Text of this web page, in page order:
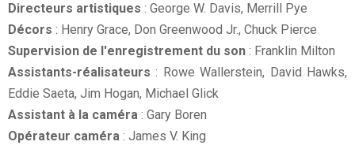
Directeurs artistiques : George W. Davis, Merrill Pye
Décors : Henry Grace, Don Greenwood Jr., Chuck Pierce
Supervision de l'enregistrement du son : Franklin Milton
Assistants-réalisateurs : Rowe Wallerstein, David Hawks,
Eddie Saeta, Jim Hogan, Michael Glick
Assistant à la caméra : Gary Boren
Opérateur caméra : James V. King